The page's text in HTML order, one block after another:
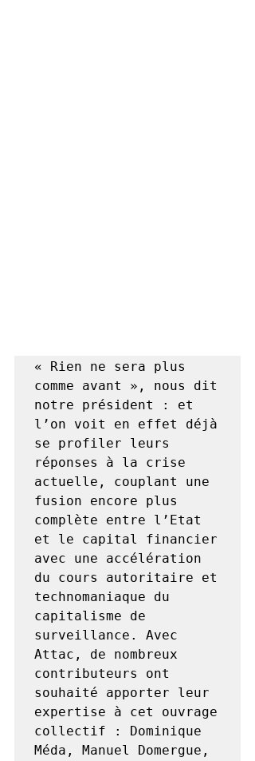
« Rien ne sera plus
comme avant », nous dit
notre président : et
l’on voit en effet déjà
se profiler leurs
réponses à la crise
actuelle, couplant une
fusion encore plus
complète entre l’Etat
et le capital financier
avec une accélération
du cours autoritaire et
technomaniaque du
capitalisme de
surveillance. Avec
Attac, de nombreux
contributeurs ont
souhaité apporter leur
expertise à cet ouvrage
collectif : Dominique
Méda, Manuel Domergue,